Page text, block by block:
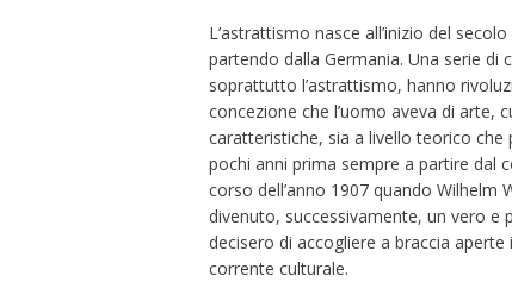
L’astrattismo nasce all’inizio del
partendo dalla Germania. Una serie
soprattutto l’astrattismo, hanno
concezione che l’uomo aveva di arte,
caratteristiche, sia a livello teorico
pochi anni prima sempre a partire dal
corso dell’anno 1907 quando Wilhelm
divenuto, successivamente, un vero
decisero di accogliere a braccia
corrente culturale.